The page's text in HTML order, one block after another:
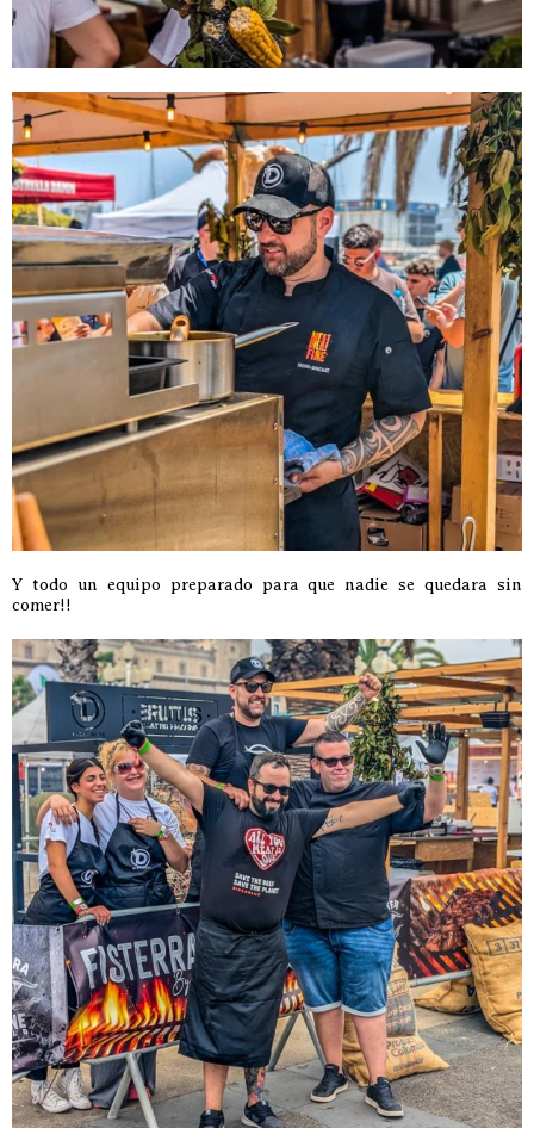
Y todo un equipo preparado para que nadie se quedara sin
comer!!